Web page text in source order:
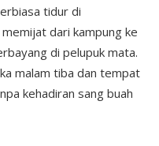
tidur di
dari kampung ke
di pelupuk mata.
malam tiba dan tempat
kehadiran sang buah